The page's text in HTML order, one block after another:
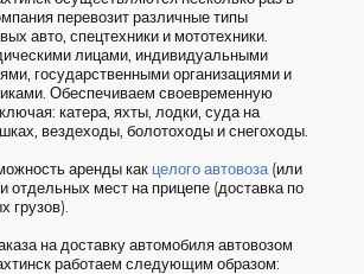
перевозит различные типы
авто, спецтехники и мототехники.
лицами, индивидуальными
государственными организациями и
Обеспечиваем своевременную
катера, яхты, лодки, суда на
вездеходы, болотоходы и снегоходы.
аренды как целого автовоза(или
отдельных мест на прицепе (доставка по
грузов).
на доставку автомобиля автовозом
работаем следующим образом: